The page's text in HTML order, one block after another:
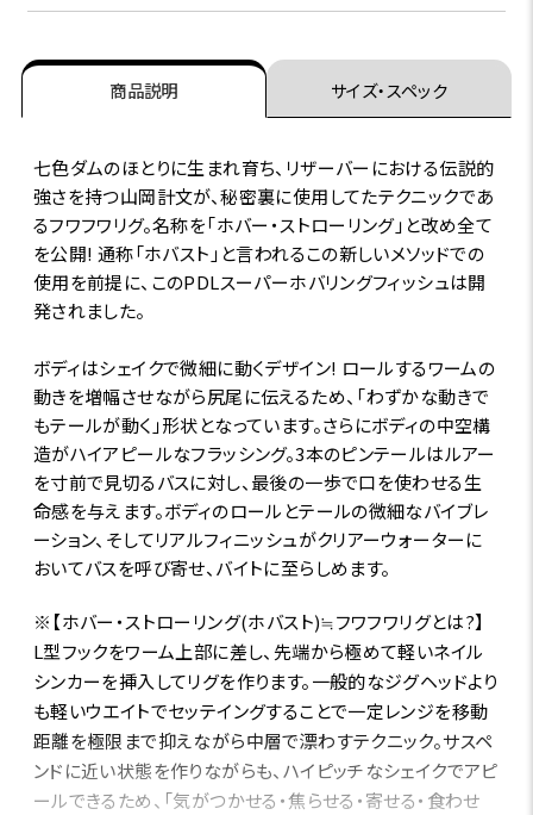
商品説明 サイズ・スペック
七色ダムのほとりに生まれ育ち、リザーバーにおける伝説的
強さを持つ山岡計文が、秘密裏に使用してたテクニックであ
るフワフワリグ。名称を「ホバー・ストローリング」と改め全て
を公開! 通称「ホバスト」と言われるこの新しいメソッドでの
使用を前提に、このPDLスーパーホバリングフィッシュは開
発されました。
ボディはシェイクで微細に動くデザイン! ロールするワームの
動きを増幅させながら尻尾に伝えるため、「わずかな動きで
もテールが動く」形状となっています。さらにボディの中空構
造がハイアピールなフラッシング。3本のピンテールはルアー
を寸前で見切るバスに対し、最後の一歩で口を使わせる生
命感を与えます。ボディのロールとテールの微細なバイブレ
ーション、そしてリアルフィニッシュがクリアーウォーターに
おいてバスを呼び寄せ、バイトに至らしめます。
※【ホバー・ストローリング(ホバスト)≒フワフワリグとは?】
L型フックをワーム上部に差し、先端から極めて軽いネイル
シンカーを挿入してリグを作ります。一般的なジグヘッドより
も軽いウエイトでセッテイングすることで一定レンジを移動
距離を極限まで抑えながら中層で漂わすテクニック。サスペ
ンドに近い状態を作りながらも、ハイピッチなシェイクでアピ
ールできるため、「気がつかせる・焦らせる・寄せる・食わせ